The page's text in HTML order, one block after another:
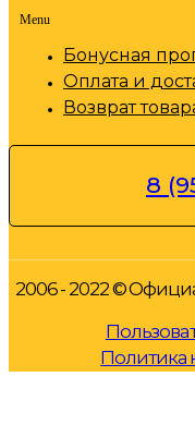
Menu
Бонусная
Оплата и
Возврат
8
2006 - 2022 ©
Политика